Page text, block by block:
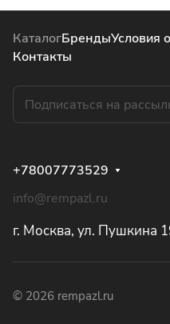
КаталогБрендыУсловия
Контакты
+78007773529
info@rempazl.ru
г. Москва, ул. Пушкина
© 2026 rempazl.ru